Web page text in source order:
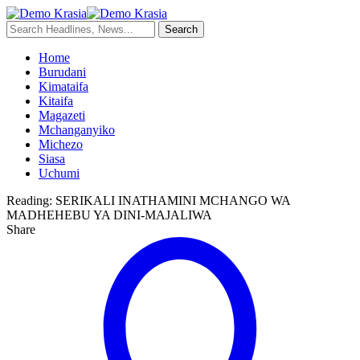
Home
Burudani
Kimataifa
Kitaifa
Magazeti
Mchanganyiko
Michezo
Siasa
Uchumi
Reading: SERIKALI INATHAMINI MCHANGO WA
MADHEHEBU YA DINI-MAJALIWA
Share